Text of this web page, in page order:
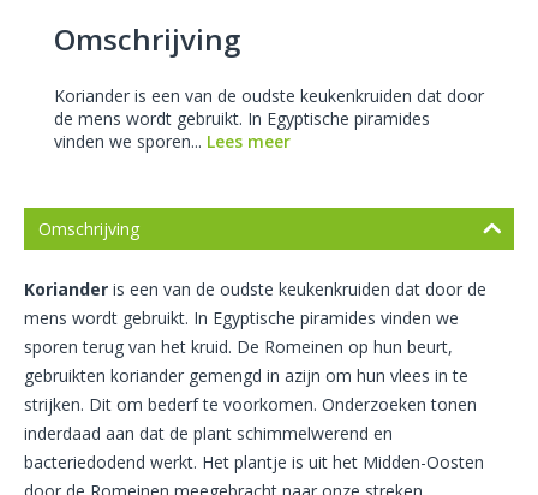
Omschrijving
Koriander is een van de oudste keukenkruiden dat door
de mens wordt gebruikt. In Egyptische piramides
vinden we sporen... Lees meer
Omschrijving
Koriander is een van de oudste keukenkruiden dat door de
mens wordt gebruikt. In Egyptische piramides vinden we
sporen terug van het kruid. De Romeinen op hun beurt,
gebruikten koriander gemengd in azijn om hun vlees in te
strijken. Dit om bederf te voorkomen. Onderzoeken tonen
inderdaad aan dat de plant schimmelwerend en
bacteriedodend werkt. Het plantje is uit het Midden-Oosten